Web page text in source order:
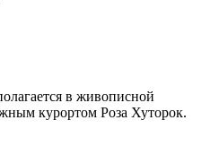
в живописной
курортом Роза Хуторок.